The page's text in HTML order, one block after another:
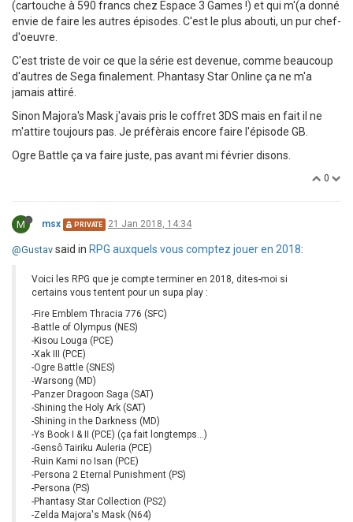
(cartouche à 590 francs chez Espace 3 Games !) et qui m'(a donné
envie de faire les autres épisodes. C'est le plus abouti, un pur chef-
d'oeuvre.
C'est triste de voir ce que la série est devenue, comme beaucoup
d'autres de Sega finalement. Phantasy Star Online ça ne m'a
jamais attiré.
Sinon Majora's Mask j'avais pris le coffret 3DS mais en fait il ne
m'attire toujours pas. Je préfèrais encore faire l'épisode GB.
Ogre Battle ça va faire juste, pas avant mi février disons.
0
M msx PRIVATE 21 Jan 2018, 14:34
@Gustav said in RPG auxquels vous comptez jouer en 2018:
Voici les RPG que je compte terminer en 2018, dites-moi si
certains vous tentent pour un supa play :
-Fire Emblem Thracia 776 (SFC)
-Battle of Olympus (NES)
-Kisou Louga (PCE)
-Xak III (PCE)
-Ogre Battle (SNES)
-Warsong (MD)
-Panzer Dragoon Saga (SAT)
-Shining the Holy Ark (SAT)
-Shining in the Darkness (MD)
-Ys Book I & II (PCE) (ça fait longtemps...)
-Gensô Tairiku Auleria (PCE)
-Ruin Kami no Isan (PCE)
-Persona 2 Eternal Punishment (PS)
-Persona (PS)
-Phantasy Star Collection (PS2)
-Zelda Majora's Mask (N64)